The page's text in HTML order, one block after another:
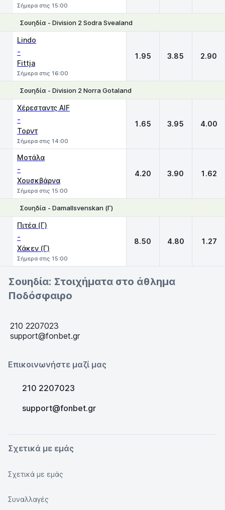
Σήμερα στις 15:00
Σουηδία - Division 2 Sodra Svealand
Lindo
-
Fittja
Σήμερα στις 16:00
1.95 3.85 2.90
Σουηδία - Division 2 Norra Gotaland
Χέρεσταντς AIF
-
Τορντ
Σήμερα στις 14:00
1.65 3.95 4.00
Μοτάλα
-
Χουσκβάρνα
Σήμερα στις 15:00
4.20 3.90 1.62
Σουηδία - Damallsvenskan (Γ)
Πιτέα (Γ)
-
Χάκεν (Γ)
Σήμερα στις 15:00
8.50 4.80 1.27
Σουηδία: Στοιχήματα στο άθλημα
Ποδόσφαιρο
210 2207023
support@fonbet.gr
Επικοινωνήστε μαζί μας
210 2207023
support@fonbet.gr
Σχετικά με εμάς
Σχετικά με εμάς
Συναλλαγές